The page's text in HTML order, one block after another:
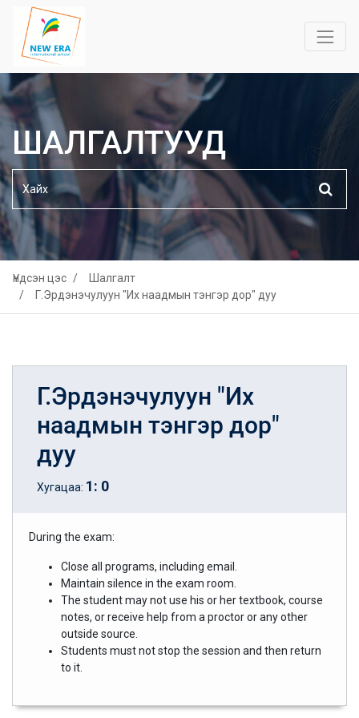
ШАЛГАЛТУУД
Үндсэн цэс
Шалгалт
Г.Эрдэнэчулуун "Их наадмын тэнгэр дор" дуу
Г.Эрдэнэчулуун "Их
наадмын тэнгэр дор"
дуу
Хугацаа: 1: 0
During the exam:
Close all programs, including email.
Maintain silence in the exam room.
The student may not use his or her textbook, course
notes, or receive help from a proctor or any other
outside source.
Students must not stop the session and then return
to it.